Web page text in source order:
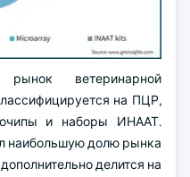
ветеринарной
на ПЦР,
и наборы ИНААТ.
наибольшую долю рынка
делится на